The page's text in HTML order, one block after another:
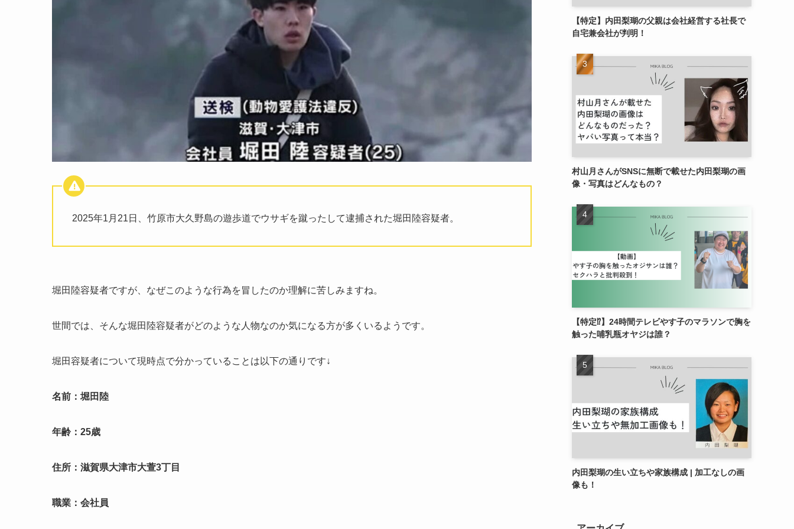
2025年1月21日、竹原市大久野島の遊歩道でウサギを蹴ったして逮捕された堀田陸容疑者。
堀田陸容疑者ですが、なぜこのような行為を冒したのか理解に苦しみますね。
世間では、そんな堀田陸容疑者がどのような人物なのか気になる方が多くいるようです。
堀田容疑者について現時点で分かっていることは以下の通りです↓
名前：堀田陸
年齢：25歳
住所：滋賀県大津市大萱3丁目
職業：会社員
【特定】内田梨瑚の父親は会社経営する社長で
自宅兼会社が判明！
村山月さんがSNSに無断で載せた内田梨瑚の画
像・写真はどんなもの？
【特定⁉︎】24時間テレビやす子のマラソンで胸を
触った哺乳瓶オヤジは誰？
内田梨瑚の生い立ちや家族構成 | 加工なしの画
像も！